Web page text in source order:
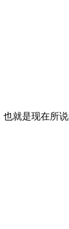
就是现在所